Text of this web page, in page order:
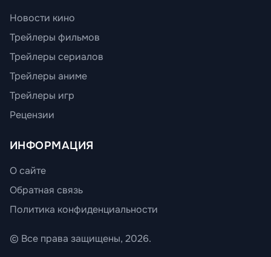
Новости кино
Трейлеры фильмов
Трейлеры сериалов
Трейлеры аниме
Трейлеры игр
Рецензии
ИНФОРМАЦИЯ
О сайте
Обратная связь
Политика конфиденциальности
© Все права защищены, 2026.